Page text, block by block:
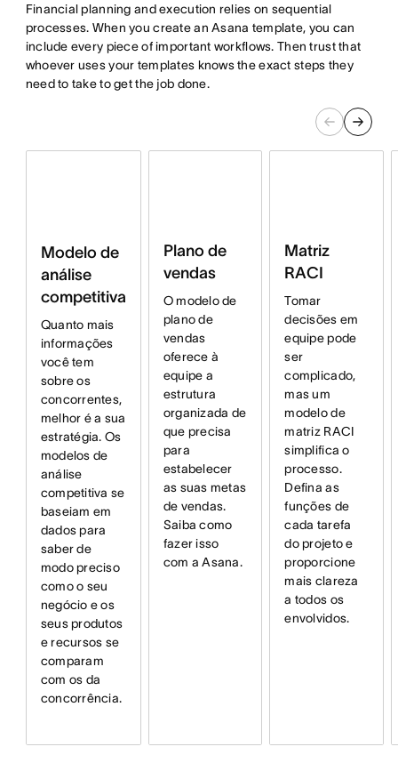
Financial planning and execution relies on sequential
processes. When you create an Asana template, you can
include every piece of important workflows. Then trust that
whoever uses your templates knows the exact steps they
need to take to get the job done.
Modelo de
análise
competitiva
Quanto mais
informações
você tem
sobre os
concorrentes,
melhor é a sua
estratégia. Os
modelos de
análise
competitiva se
baseiam em
dados para
saber de
modo preciso
como o seu
negócio e os
seus produtos
e recursos se
comparam
com os da
concorrência.
Plano de
vendas
O modelo de
plano de
vendas
oferece à
equipe a
estrutura
organizada de
que precisa
para
estabelecer
as suas metas
de vendas.
Saiba como
fazer isso
com a Asana.
Matriz
RACI
Tomar
decisões em
equipe pode
ser
complicado,
mas um
modelo de
matriz RACI
simplifica o
processo.
Defina as
funções de
cada tarefa
do projeto e
proporcione
mais clareza
a todos os
envolvidos.